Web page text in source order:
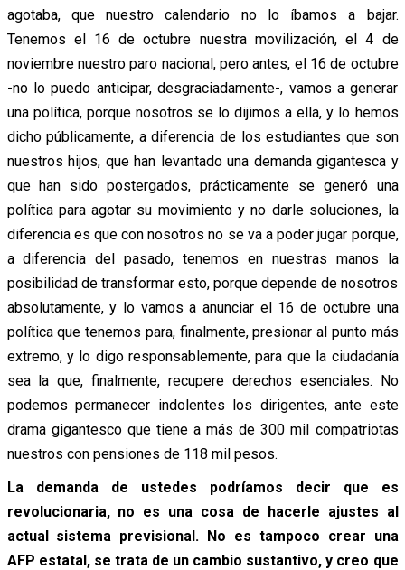
agotaba, que nuestro calendario no lo íbamos a bajar.
Tenemos el 16 de octubre nuestra movilización, el 4 de
noviembre nuestro paro nacional, pero antes, el 16 de octubre
-no lo puedo anticipar, desgraciadamente-, vamos a generar
una política, porque nosotros se lo dijimos a ella, y lo hemos
dicho públicamente, a diferencia de los estudiantes que son
nuestros hijos, que han levantado una demanda gigantesca y
que han sido postergados, prácticamente se generó una
política para agotar su movimiento y no darle soluciones, la
diferencia es que con nosotros no se va a poder jugar porque,
a diferencia del pasado, tenemos en nuestras manos la
posibilidad de transformar esto, porque depende de nosotros
absolutamente, y lo vamos a anunciar el 16 de octubre una
política que tenemos para, finalmente, presionar al punto más
extremo, y lo digo responsablemente, para que la ciudadanía
sea la que, finalmente, recupere derechos esenciales. No
podemos permanecer indolentes los dirigentes, ante este
drama gigantesco que tiene a más de 300 mil compatriotas
nuestros con pensiones de 118 mil pesos.
La demanda de ustedes podríamos decir que es
revolucionaria, no es una cosa de hacerle ajustes al
actual sistema previsional. No es tampoco crear una
AFP estatal, se trata de un cambio sustantivo, y creo que